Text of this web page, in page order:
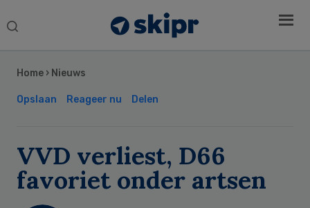
Search
Home › Nieuws
Opslaan Reageer nu Delen
VVD verliest, D66
favoriet onder artsen
Sidebar